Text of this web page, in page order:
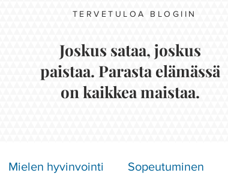
TERVETULOA BLOGIIN
Joskus sataa, joskus
paistaa. Parasta elämässä
on kaikkea maistaa.
Mielen hyvinvointi Sopeutuminen